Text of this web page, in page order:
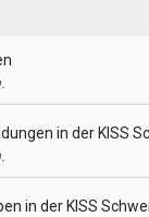
in der KISS
in der KISS